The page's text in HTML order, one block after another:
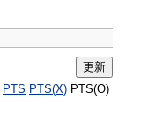
PTS PTS(X) PTS(O)